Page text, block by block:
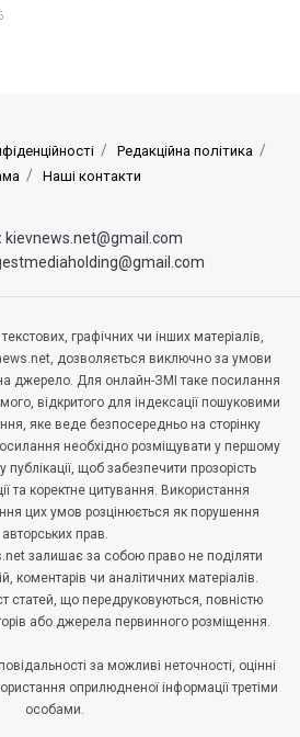
Редакційна політика
Наші контакти
kievnews.net@gmail.com
графічних чи інших матеріалів,
дозволяється виключно за умови
джерело. Для онлайн-ЗМІ таке посилання
відкритого для індексації пошуковими
яке веде безпосередньо на сторінку
необхідно розміщувати у першому
публікації, щоб забезпечити прозорість
та коректне цитування. Використання
цих умов розцінюється як порушення
авторських прав.
залишає за собою право не поділяти
коментарів чи аналітичних матеріалів.
статей, що передруковуються, повністю
або джерела первинного розміщення.
за можливі неточності, оцінні
оприлюдненої інформації третіми
особами.